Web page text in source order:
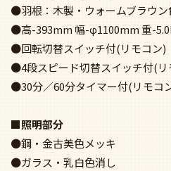
●羽根：木製・ウォームブラウ
●高-393mm 幅-φ1100mm 重-
●回転切替スイッチ付(リモコン)
●4段スピード切替スイッチ付(リ
●30分／60分タイマー付(リモコ
■照明部分
●鋼・金古美色メッキ
●ガラス・乳白色消し